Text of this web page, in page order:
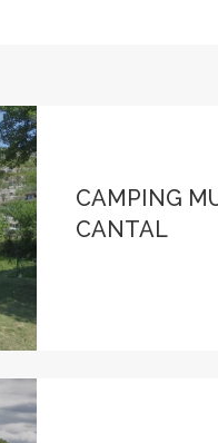
CAMPING
CANTAL